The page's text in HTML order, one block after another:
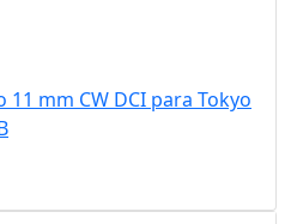
mm CW DCI para Tokyo